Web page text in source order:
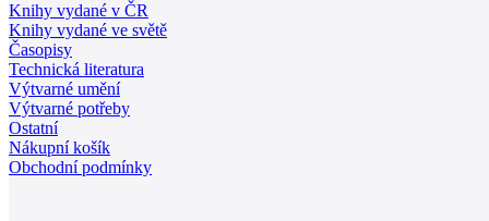
Knihy vydané v ČR
Knihy vydané ve světě
Časopisy
Technická literatura
Výtvarné umění
Výtvarné potřeby
Ostatní
Nákupní košík
Obchodní podmínky